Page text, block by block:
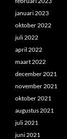
januari 2023
oktober 2022
juli 2022
april 2022
maart 2022
december 2021
november 2021
oktober 2021
augustus 2021
juli 2021
juni 2021